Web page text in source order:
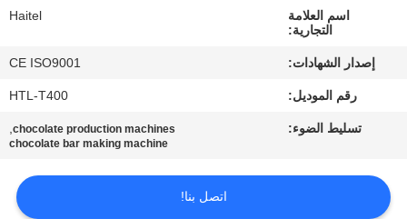
الجودة
اطلب
اقتباس
اسم العلامة
التجارية:
Haitel
إصدار الشهادات: CE ISO9001
رقم الموديل: HTL-T400
تسليط الضوء: chocolate production machines
,
chocolate bar making machine
اتصل بنا!